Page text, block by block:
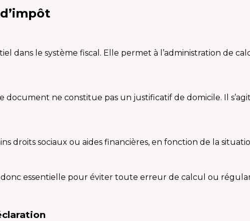
dans le système fiscal. Elle permet à l’administration de
document ne constitue pas un justificatif de domicile. Il
droits sociaux ou aides financières, en fonction de la
donc essentielle pour éviter toute erreur de calcul ou